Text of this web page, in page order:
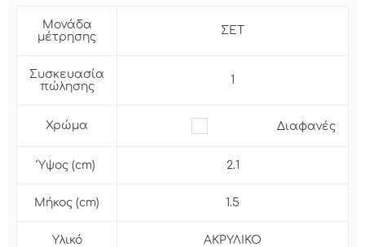
Μονάδα
μέτρησης
ΣΕΤ
Συσκευασία
πώλησης
1
Χρώμα Διαφανές
Ύψος (cm) 2.1
Μήκος (cm) 1.5
Υλικό ΑΚΡΥΛΙΚΟ